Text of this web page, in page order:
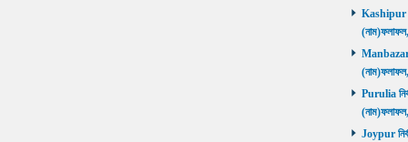
Kashipur
Manbazar
Purulia
Joypur